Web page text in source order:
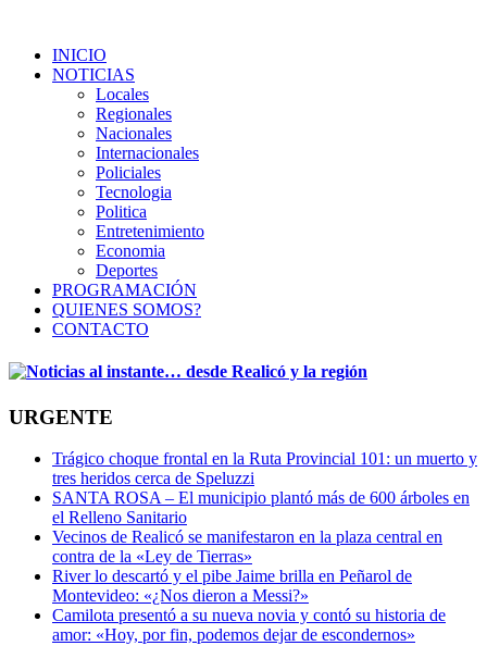
INICIO
NOTICIAS
Locales
Regionales
Nacionales
Internacionales
Policiales
Tecnologia
Politica
Entretenimiento
Economia
Deportes
PROGRAMACIÓN
QUIENES SOMOS?
CONTACTO
URGENTE
Trágico choque frontal en la Ruta Provincial 101: un muerto y
tres heridos cerca de Speluzzi
SANTA ROSA – El municipio plantó más de 600 árboles en
el Relleno Sanitario
Vecinos de Realicó se manifestaron en la plaza central en
contra de la «Ley de Tierras»
River lo descartó y el pibe Jaime brilla en Peñarol de
Montevideo: «¿Nos dieron a Messi?»
Camilota presentó a su nueva novia y contó su historia de
amor: «Hoy, por fin, podemos dejar de escondernos»